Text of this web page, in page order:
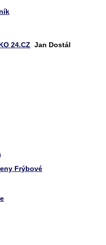
24.CZ Jan Dostál
Frýbové